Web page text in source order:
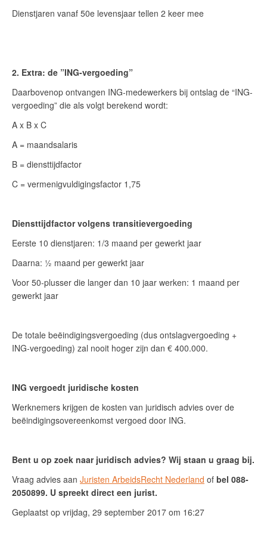
Dienstjaren vanaf 50e levensjaar tellen 2 keer mee
2. Extra: de ”ING-vergoeding”
Daarbovenop ontvangen ING-medewerkers bij ontslag de “ING-
vergoeding” die als volgt berekend wordt:
A x B x C
A = maandsalaris
B = diensttijdfactor
C = vermenigvuldigingsfactor 1,75
Diensttijdfactor volgens transitievergoeding
Eerste 10 dienstjaren: 1/3 maand per gewerkt jaar
Daarna: ½ maand per gewerkt jaar
Voor 50-plusser die langer dan 10 jaar werken: 1 maand per
gewerkt jaar
De totale beëindigingsvergoeding (dus ontslagvergoeding +
ING-vergoeding) zal nooit hoger zijn dan € 400.000.
ING vergoedt juridische kosten
Werknemers krijgen de kosten van juridisch advies over de
beëindigingsovereenkomst vergoed door ING.
Bent u op zoek naar juridisch advies? Wij staan u graag bij.
Vraag advies aan Juristen ArbeidsRecht Nederland of bel 088-
2050899. U spreekt direct een jurist.
Geplaatst op vrijdag, 29 september 2017 om 16:27